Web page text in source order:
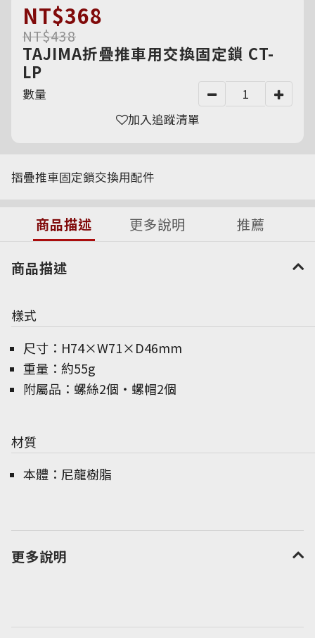
NT$368
NT$438
TAJIMA折疊推車用交換固定鎖 CT-
LP
數量
加入追蹤清單
摺疊推車固定鎖交換用配件
商品描述 更多說明 推薦
商品描述
樣式
尺寸：H74×W71×D46mm
重量：約55g
附屬品：螺絲2個・螺帽2個
材質
本體：尼龍樹脂
更多說明